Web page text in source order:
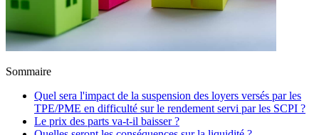
Sommaire
Quel sera l'impact de la suspension des loyers versés par les
TPE/PME en difficulté sur le rendement servi par les SCPI ?
Le prix des parts va-t-il baisser ?